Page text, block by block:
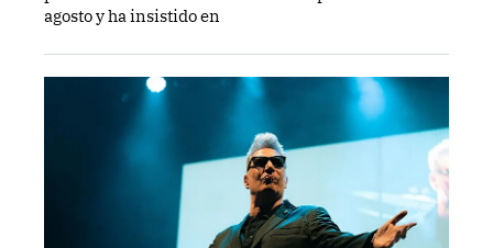
agosto y ha insistido en